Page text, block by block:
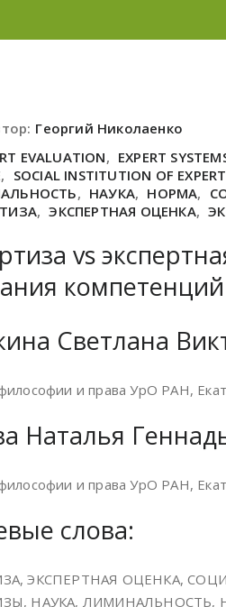
Георгий Николаенко
EVALUATION, EXPERT
, SOCIAL INSTITUTION OF
, НАУКА, НОРМА,
, ЭКСПЕРТНАЯ ОЦЕНКА,
vs
компетенций
Светлана
и права УрО РАН,
Наталья
и права УрО РАН,
слова:
ЭКСПЕРТНАЯ ОЦЕНКА,
НАУКА, ЛИМИНАЛЬНОСТЬ,